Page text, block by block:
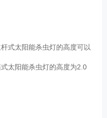
式太阳能杀虫灯的高度可以
太阳能杀虫灯的高度为2.0